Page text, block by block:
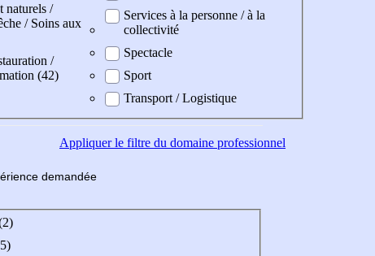
naturels /
/ Soins aux
/
(42)
Services à la personne / à la
collectivité
Spectacle
Sport
Transport / Logistique
Appliquerle filtre du domaine professionnel
demandée